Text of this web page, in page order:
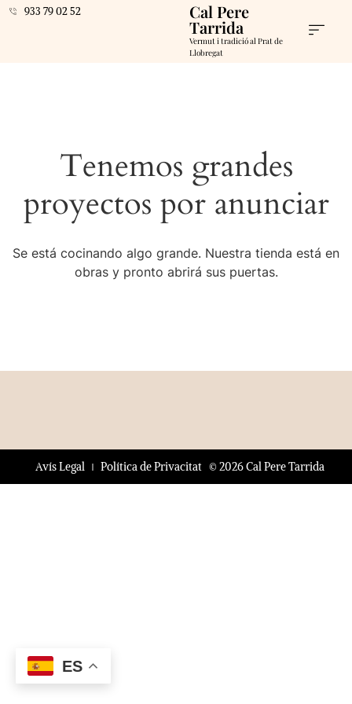
933 79 02 52 Cal Pere
Tarrida
Vermut i tradició al Prat de
Llobregat
Tenemos grandes
proyectos por anunciar
Se está cocinando algo grande. Nuestra tienda está en
obras y pronto abrirá sus puertas.
© 2026 Cal Pere Tarrida
Avís Legal Política de Privacitat
ES